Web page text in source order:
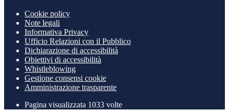
Cookie policy
Note legali
Informativa Privacy
Ufficio Relazioni con il Pubblico
Dichiarazione di accessibilità
Obiettivi di accessibilità
Whistleblowing
Gestione consensi cookie
Amministrazione trasparente
Pagina visualizzata 1033 volte